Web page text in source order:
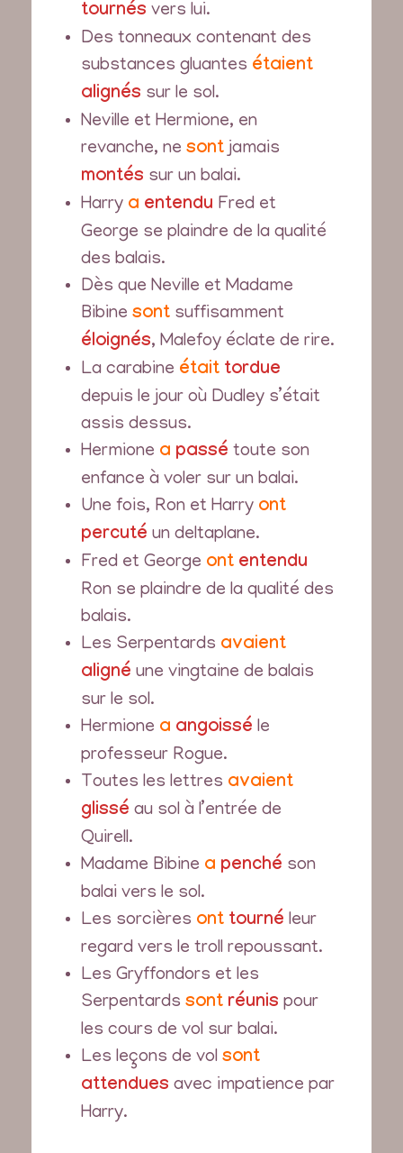
tournés vers lui.
Des tonneaux contenant des
substances gluantes étaient
alignés sur le sol.
Neville et Hermione, en
revanche, ne sont jamais
montés sur un balai.
Harry a entendu Fred et
George se plaindre de la qualité
des balais.
Dès que Neville et Madame
Bibine sont suffisamment
éloignés, Malefoy éclate de rire.
La carabine était tordue
depuis le jour où Dudley s’était
assis dessus.
Hermione a passé toute son
enfance à voler sur un balai.
Une fois, Ron et Harry ont
percuté un deltaplane.
Fred et George ont entendu
Ron se plaindre de la qualité des
balais.
Les Serpentards avaient
aligné une vingtaine de balais
sur le sol.
Hermione a angoissé le
professeur Rogue.
Toutes les lettres avaient
glissé au sol à l’entrée de
Quirell.
Madame Bibine a penché son
balai vers le sol.
Les sorcières ont tourné leur
regard vers le troll repoussant.
Les Gryffondors et les
Serpentards sont réunis pour
les cours de vol sur balai.
Les leçons de vol sont
attendues avec impatience par
Harry.